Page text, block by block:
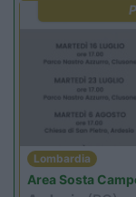
Lombardia
Area Sosta